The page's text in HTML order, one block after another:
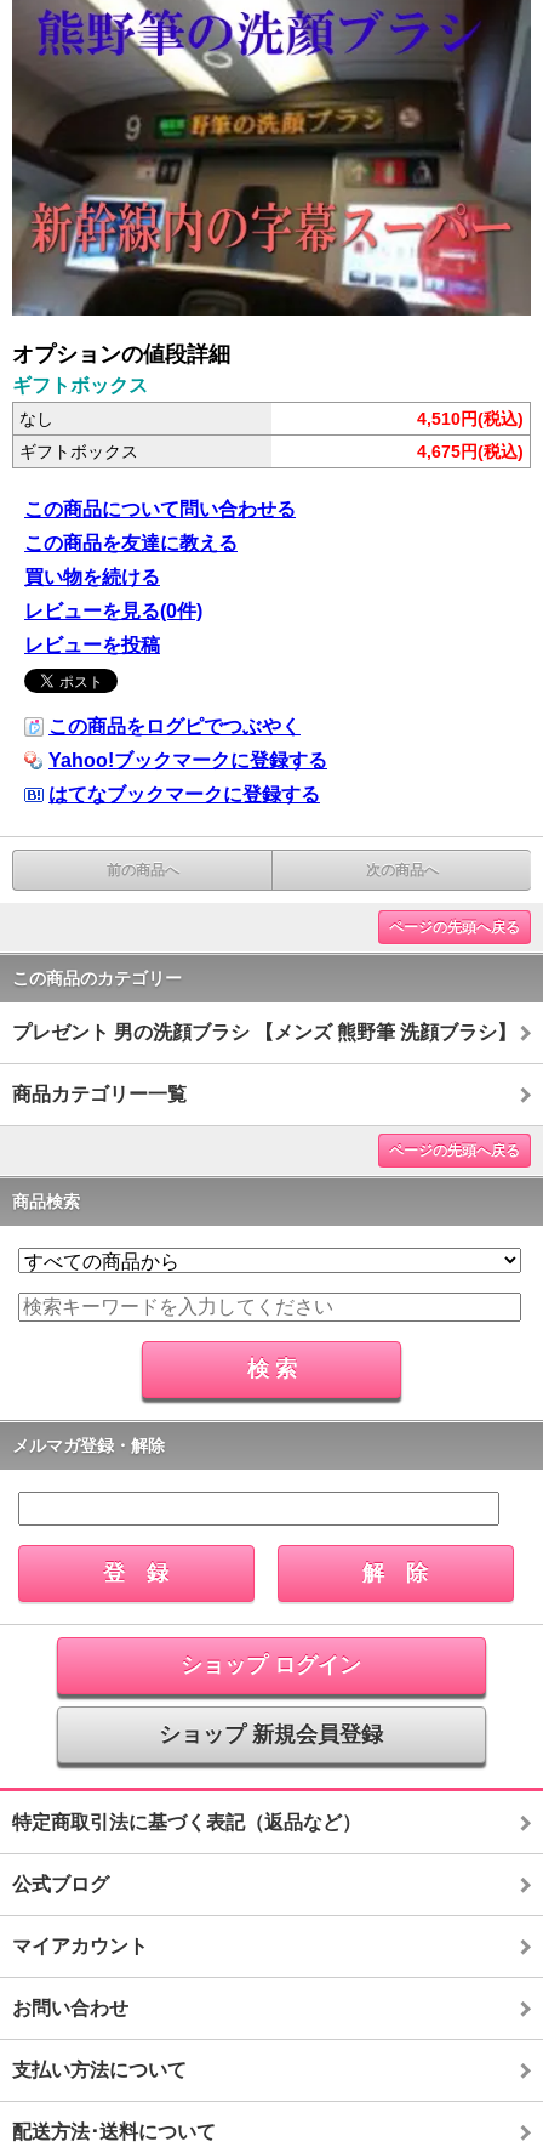
オプションの値段詳細
ギフトボックス
なし
4,510円(税込)
ギフトボックス
4,675円(税込)
この商品について問い合わせる
この商品を友達に教える
買い物を続ける
レビューを見る(0件)
レビューを投稿
この商品をログピでつぶやく
Yahoo!ブックマークに登録する
はてなブックマークに登録する
前の商品へ 次の商品へ
ページの先頭へ戻る
この商品のカテゴリー
プレゼント 男の洗顔ブラシ 【メンズ 熊野筆 洗顔ブラシ】
商品カテゴリー一覧
ページの先頭へ戻る
商品検索
メルマガ登録・解除
ショップ ログイン
ショップ 新規会員登録
特定商取引法に基づく表記（返品など）
公式ブログ
マイアカウント
お問い合わせ
支払い方法について
配送方法･送料について